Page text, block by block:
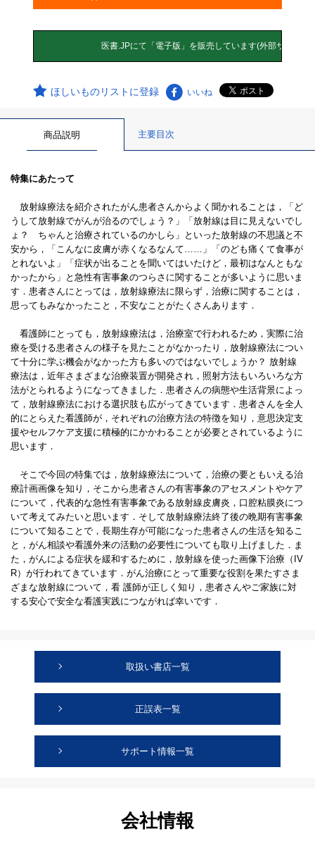
ほしいものリストに登録 いいね
商品説明 主要目次
特集にあたって
放射線療法を紹介されたがん患者さんからよく聞かれることは，「ど
うして放射線でがんが治るのでしょう？」「放射線は目に見えないでし
ょ？ ちゃんと治療されているのかしら」といった放射線の不思議と不
安から，「こんなに皮膚が赤くなるなんて……」「のども痛くて食事が
とれないよ」「症状が出ることを聞いてはいたけど，最初はなんともな
かったから」と急性有害事象のつらさに関することが多いように思いま
す．患者さんにとっては，放射線療法に限らず，治療に関することは，
思ってもみなかったこと，不安なことがたくさんあります．
看護師にとっても，放射線療法は，治療室で行われるため，実際に治
療を受ける患者さんの様子を見たことがなかったり，放射線療法につい
て十分に学ぶ機会がなかった方も多いのではないでしょうか？ 放射線
療法は，近年さまざまな治療装置が開発され，照射方法もいろいろな方
法がとられるようになってきました．患者さんの病態や生活背景によっ
て，放射線療法における選択肢も広がってきています．患者さんを全人
的にとらえた看護師が，それぞれの治療方法の特徴を知り，意思決定支
援やセルフケア支援に積極的にかかわることが必要とされているように
思います．
そこで今回の特集では，放射線療法について，治療の要ともいえる治
療計画画像を知り，そこから患者さんの有害事象のアセスメントやケア
について，代表的な急性有害事象である放射線皮膚炎，口腔粘膜炎につ
いて考えてみたいと思います．そして放射線療法終了後の晩期有害事象
について知ることで，長期生存が可能になった患者さんの生活を知るこ
と，がん相談や看護外来の活動の必要性についても取り上げました．ま
た，がんによる症状を緩和するために，放射線を使った画像下治療（IV
R）が行われてきています．がん治療にとって重要な役割を果たすさま
ざまな放射線について，看 護師が正しく知り，患者さんやご家族に対
する安心で安全な看護実践につながれば幸いです．
取扱い書店一覧
正誤表一覧
サポート情報一覧
会社情報